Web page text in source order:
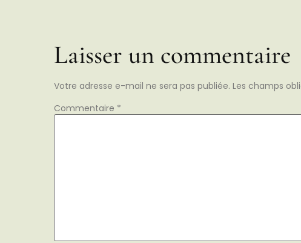
Laisser un commentaire
Votre adresse e-mail ne sera pas publiée. Les champs
Commentaire *